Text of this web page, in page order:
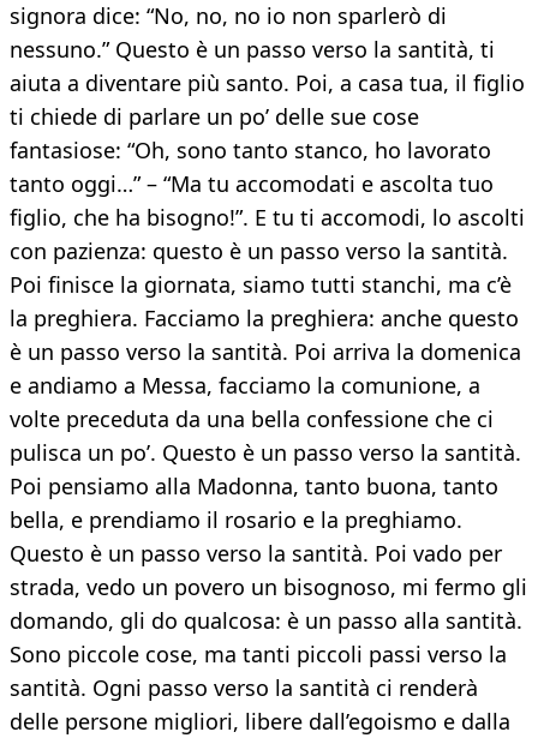
signora dice: “No, no, no io non sparlerò di
nessuno.” Questo è un passo verso la santità, ti
aiuta a diventare più santo. Poi, a casa tua, il figlio
ti chiede di parlare un po’ delle sue cose
fantasiose: “Oh, sono tanto stanco, ho lavorato
tanto oggi…” – “Ma tu accomodati e ascolta tuo
figlio, che ha bisogno!”. E tu ti accomodi, lo ascolti
con pazienza: questo è un passo verso la santità.
Poi finisce la giornata, siamo tutti stanchi, ma c’è
la preghiera. Facciamo la preghiera: anche questo
è un passo verso la santità. Poi arriva la domenica
e andiamo a Messa, facciamo la comunione, a
volte preceduta da una bella confessione che ci
pulisca un po’. Questo è un passo verso la santità.
Poi pensiamo alla Madonna, tanto buona, tanto
bella, e prendiamo il rosario e la preghiamo.
Questo è un passo verso la santità. Poi vado per
strada, vedo un povero un bisognoso, mi fermo gli
domando, gli do qualcosa: è un passo alla santità.
Sono piccole cose, ma tanti piccoli passi verso la
santità. Ogni passo verso la santità ci renderà
delle persone migliori, libere dall’egoismo e dalla